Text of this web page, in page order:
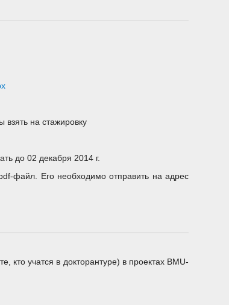
на стажировку
до 02 декабря 2014 г.
файл. Его необходимо отправить на адрес
кто учатся в докторантуре) в проектах BMU-